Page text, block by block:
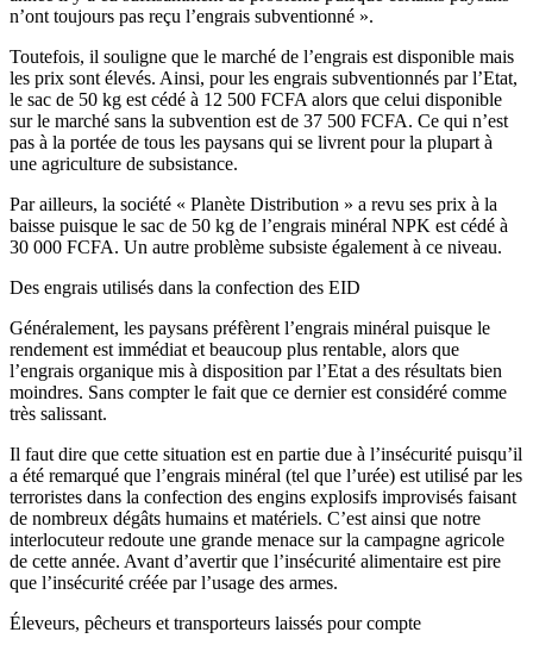
n’ont toujours pas reçu l’engrais subventionné ».
Toutefois, il souligne que le marché de l’engrais est disponible mais
les prix sont élevés. Ainsi, pour les engrais subventionnés par l’Etat,
le sac de 50 kg est cédé à 12 500 FCFA alors que celui disponible
sur le marché sans la subvention est de 37 500 FCFA. Ce qui n’est
pas à la portée de tous les paysans qui se livrent pour la plupart à
une agriculture de subsistance.
Par ailleurs, la société « Planète Distribution » a revu ses prix à la
baisse puisque le sac de 50 kg de l’engrais minéral NPK est cédé à
30 000 FCFA. Un autre problème subsiste également à ce niveau.
Des engrais utilisés dans la confection des EID
Généralement, les paysans préfèrent l’engrais minéral puisque le
rendement est immédiat et beaucoup plus rentable, alors que
l’engrais organique mis à disposition par l’Etat a des résultats bien
moindres. Sans compter le fait que ce dernier est considéré comme
très salissant.
Il faut dire que cette situation est en partie due à l’insécurité puisqu’il
a été remarqué que l’engrais minéral (tel que l’urée) est utilisé par les
terroristes dans la confection des engins explosifs improvisés faisant
de nombreux dégâts humains et matériels. C’est ainsi que notre
interlocuteur redoute une grande menace sur la campagne agricole
de cette année. Avant d’avertir que l’insécurité alimentaire est pire
que l’insécurité créée par l’usage des armes.
Éleveurs, pêcheurs et transporteurs laissés pour compte